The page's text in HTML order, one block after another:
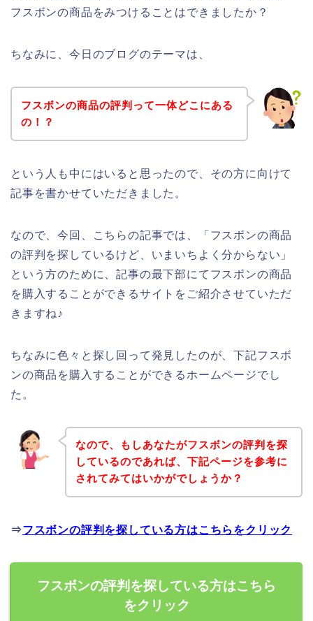
フスボンの商品をみつけることはできましたか？
ちなみに、今日のブログのテーマは、
フスボンの商品の評判って一体どこにある
の！？
という人も中にはいると思ったので、その方に向けて
記事を書かせていただきました。
なので、今回、こちらの記事では、「フスボンの商品
の評判を探しているけど、いまいちよく分からない」
という方のために、記事の最下部にてフスボンの商品
を購入することができるサイトをご紹介させていただ
きますね♪
ちなみに色々と探し回って発見したのが、下記フスボ
ンの商品を購入することができるホームページでし
た。
なので、もしあなたがフスボンの評判を探
しているのであれば、下記ページを参考に
されてみてはいかがでしょうか？
⇒フスボンの評判を探している方はこちらをクリック
フスボンの評判を探している方はこちら
をクリック